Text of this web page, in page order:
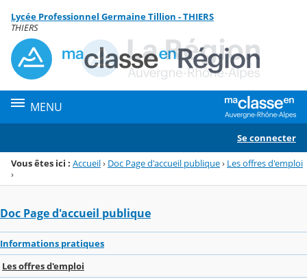
Menu de la rubrique
Contenu
Lycée Professionnel Germaine Tillion - THIERS
THIERS
MENU
Se connecter
Vous êtes ici : Accueil› Doc Page d'accueil publique› Les offres d'emploi
›
Doc Page d'accueil publique
Informations pratiques
Les offres d'emploi